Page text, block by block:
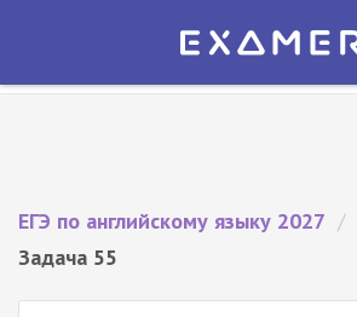
Экзамер — ЕГЭ 2027
ЕГЭ по английскому языку 2027 /
Задача 55